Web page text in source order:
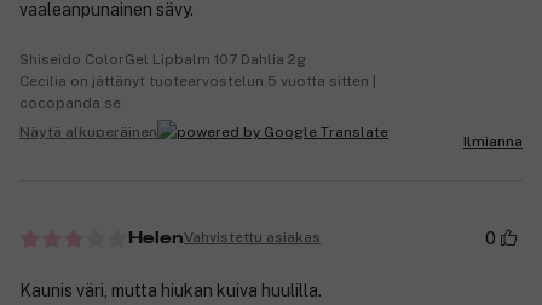
vaaleanpunainen sävy.
Shiseido ColorGel Lipbalm 107 Dahlia 2g
Cecilia on jättänyt tuotearvostelun 5 vuotta sitten |
cocopanda.se
Näytä alkuperäinen
Ilmianna
HelenVahvistettu asiakas 0
Kaunis väri, mutta hiukan kuiva huulilla.